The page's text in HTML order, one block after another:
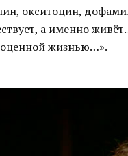
окситоцин,
а именно
жизнью…».